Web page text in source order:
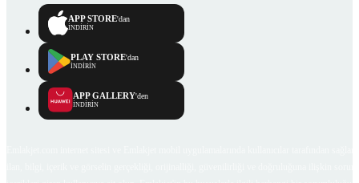
APP STORE'dan
İNDİRİN
PLAY STORE'dan
İNDİRİN
APP GALLERY'den
İNDİRİN